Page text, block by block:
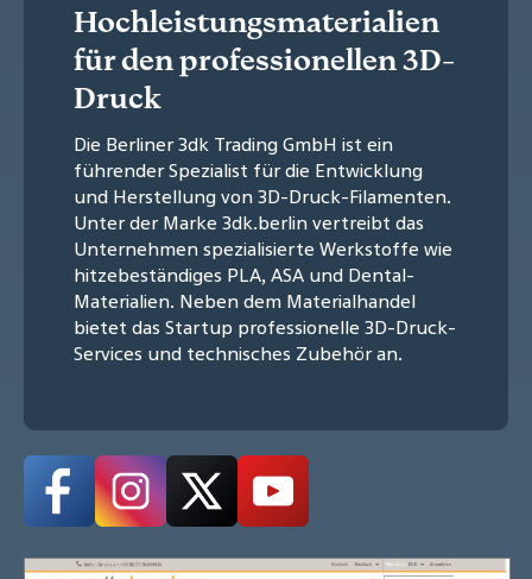
Hochleistungsmaterialien
für den professionellen 3D-
Druck
Die Berliner 3dk Trading GmbH ist ein
führender Spezialist für die Entwicklung
und Herstellung von 3D-Druck-Filamenten.
Unter der Marke 3dk.berlin vertreibt das
Unternehmen spezialisierte Werkstoffe wie
hitzebeständiges PLA, ASA und Dental-
Materialien. Neben dem Materialhandel
bietet das Startup professionelle 3D-Druck-
Services und technisches Zubehör an.